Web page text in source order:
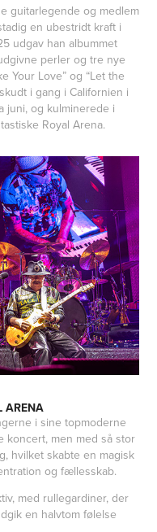
guitarlegende og medlem
en ubestridt kraft i
udgav han albummet
perler og tre nye
Your Love” og “Let the
i gang i Californien i
juni, og kulminerede i
Royal Arena.
ARENA
i sine topmoderne
koncert, men med så stor
hvilket skabte en magisk
og fællesskab.
med rullegardiner, der
en halvtom følelse